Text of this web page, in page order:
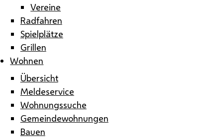
Vereine
Radfahren
Spielplätze
Grillen
Wohnen
Übersicht
Meldeservice
Wohnungssuche
Gemeindewohnungen
Bauen